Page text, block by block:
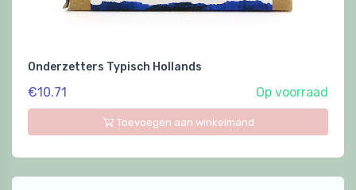
Onderzetters Typisch Hollands
€10.71 Op voorraad
Toevoegen aan winkelmand